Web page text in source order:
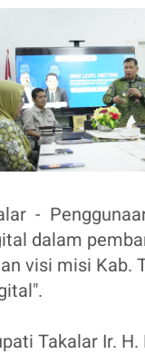
-
dalam
visi misi Kab.
Takalar Ir.